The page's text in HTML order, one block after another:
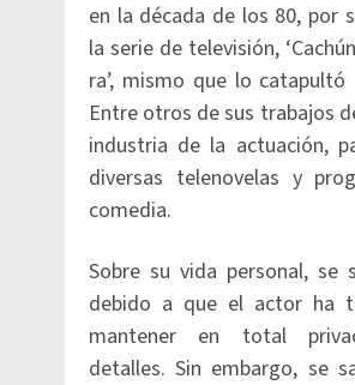
en la década de los 80, por
la serie de televisión,
ra’, mismo que lo
Entre otros de sus trabajos
industria de la actuación,
diversas telenovelas y
comedia.
Sobre su vida personal, se
debido a que el actor ha
mantener en total
detalles. Sin embargo, se